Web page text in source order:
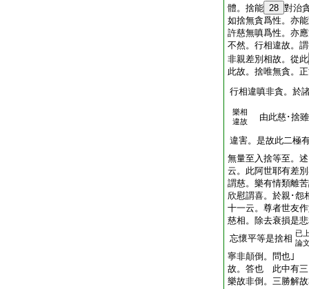
體。捨能 28 對治
如捨無貪爲性。亦
許慈無嗔爲性。亦
不然。行相違故。
非親差別相故。從此
此故。捨唯無貪。
行相違嗔非貪。於
樂相
違故
由此慈･捨
違害。是故此二極
無量至入捨等至。
云。此阿世耶有差
謂慈。樂有情類離
欣慰謂喜。於親･
十一云。尊者世友
慈相。除去衰損是
忘懷平等是捨相 已
論
寧非顛倒。問也｣
故。答也 此中有三
樂故非倒。三勝